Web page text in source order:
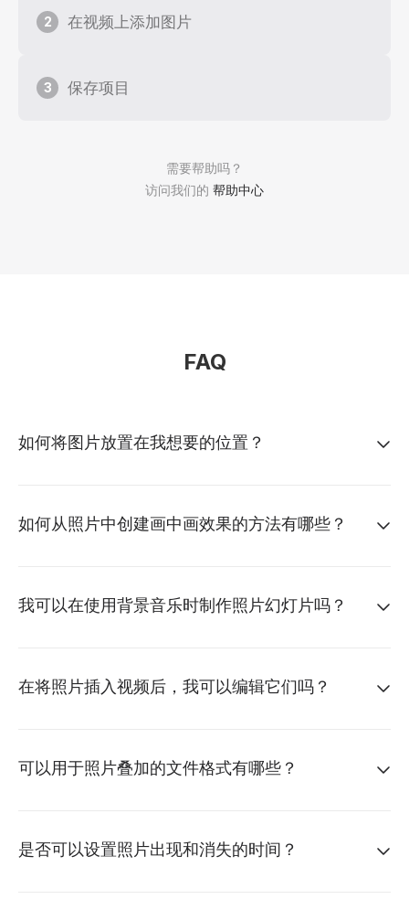
需要帮助吗？
访问我们的 帮助中心
2 在视频上添加图片
3 保存项目
FAQ
如何将图片放置在我想要的位置？
如何从照片中创建画中画效果的方法有哪些？
我可以在使用背景音乐时制作照片幻灯片吗？
在将照片插入视频后，我可以编辑它们吗？
可以用于照片叠加的文件格式有哪些？
是否可以设置照片出现和消失的时间？